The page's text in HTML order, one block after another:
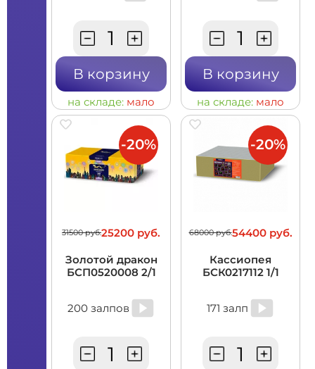
В корзину
на складе: мало
В корзину
на складе: мало
31500 руб.25200 руб.
Золотой дракон
БСП0520008 2/1
200 залпов
-20%
68000 руб.54400 руб.
Кассиопея
БСК0217112 1/1
171 залп
-20%